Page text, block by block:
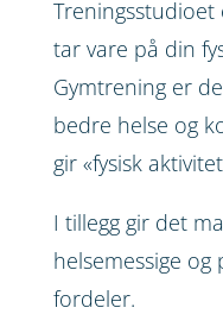
tar vare på din
Gymtrening er
bedre helse og
gir «fysisk
I tillegg gir det
helsemessige og
fordeler.